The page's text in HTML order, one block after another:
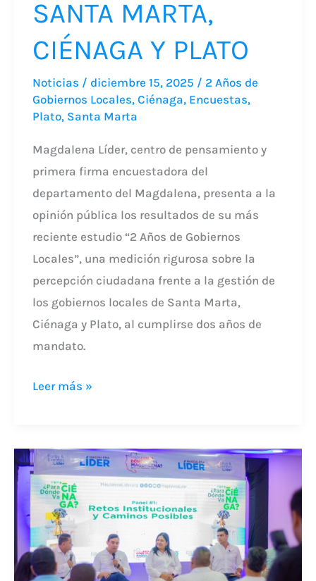
SANTA MARTA,
CIÉNAGA Y PLATO
Noticias / diciembre 15, 2025 / 2 Años de
Gobiernos Locales, Ciénaga, Encuestas,
Plato, Santa Marta
Magdalena Líder, centro de pensamiento y
primera firma encuestadora del
departamento del Magdalena, presenta a la
opinión pública los resultados de su más
reciente estudio “2 Años de Gobiernos
Locales”, una medición rigurosa sobre la
percepción ciudadana frente a la gestión de
los gobiernos locales de Santa Marta,
Ciénaga y Plato, al cumplirse dos años de
mandato.
Leer más »
LÍDERES
DE
CIÉNAGA
DEFINEN
HOJA
DE